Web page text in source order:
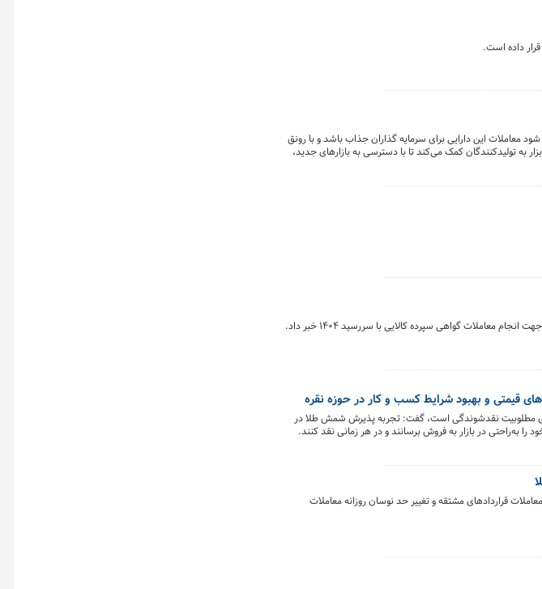
داده است.
معاملات این دارایی برای سرمایه گذاران جذاب باشد و با رونق
به تولیدکنندگان کمک می‌کند تا با دسترسی به بازارهای جدید،
گواهی سپرده کالایی با سررسید ۱۴۰۴ خبر داد.
قیمتی و بهبود شرایط کسب و کار در حوزه نقره
مطلوبیت نقدشوندگی است، گفت: تجربه پذیرش شمش طلا در
به‌راحتی در بازار به فروش برسانند و در هر زمانی نقد کنند.
قراردادهای مشتقه و تغییر حد نوسان روزانه معاملات